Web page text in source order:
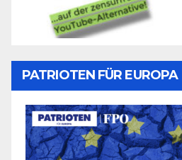
PATRIOTEN FÜR EUROPA